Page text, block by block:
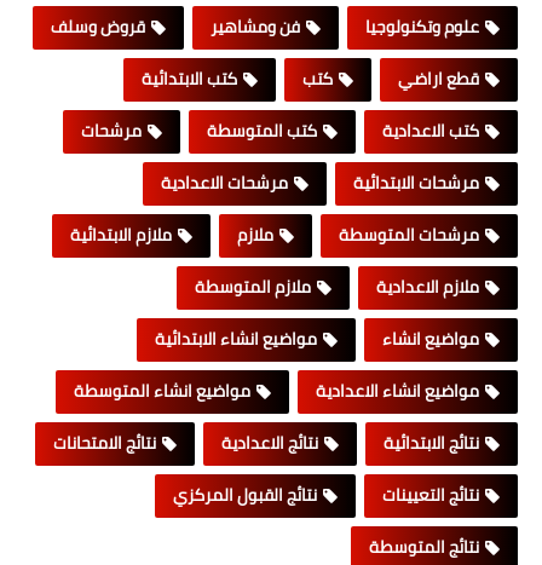
علوم وتكنولوجيا
فن ومشاهير
قروض وسلف
قطع اراضي
كتب
كتب الابتدائية
كتب الاعدادية
كتب المتوسطة
مرشحات
مرشحات الابتدائية
مرشحات الاعدادية
مرشحات المتوسطة
ملازم
ملازم الابتدائية
ملازم الاعدادية
ملازم المتوسطة
مواضيع انشاء
مواضيع انشاء الابتدائية
مواضيع انشاء الاعدادية
مواضيع انشاء المتوسطة
نتائج الابتدائية
نتائج الاعدادية
نتائج الامتحانات
نتائج التعيينات
نتائج القبول المركزي
نتائج المتوسطة